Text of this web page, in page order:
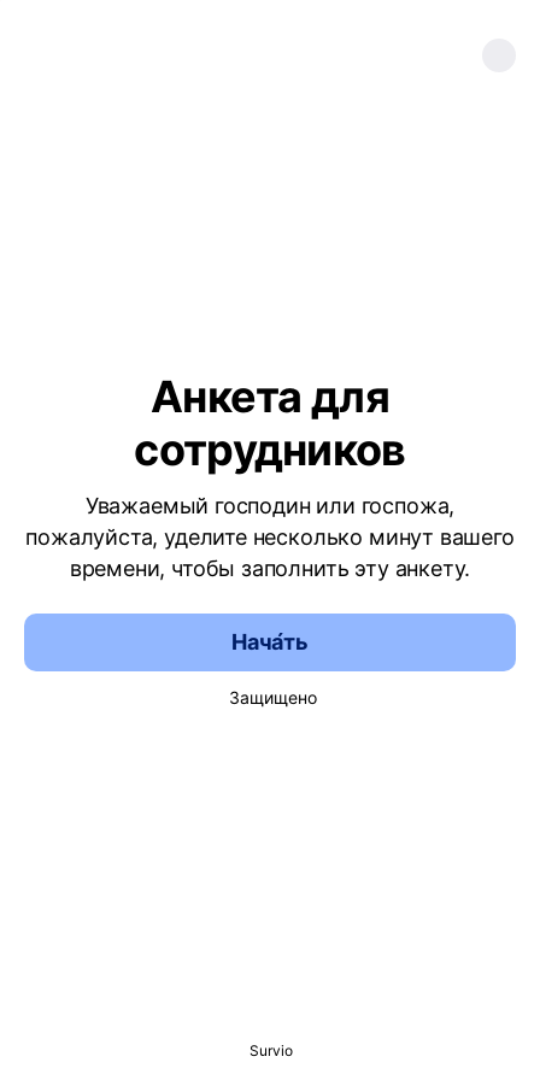
Анкета для
сотрудников
Уважаемый господин или госпожа,
пожалуйста, уделите несколько минут вашего
времени, чтобы заполнить эту анкету.
Нача́ть
Защищено
Survio